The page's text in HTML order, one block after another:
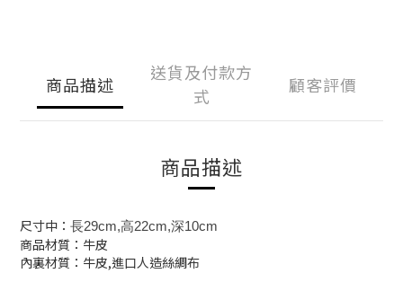
商品描述
送貨及付款方
式
顧客評價
商品描述
尺寸中： 長29cm,高22cm,深10cm
商品材質：牛皮
內裏材質：牛皮,進口人造絲綢布